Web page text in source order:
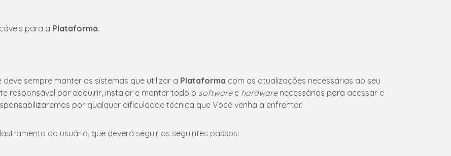
para a Plataforma.
sempre manter os sistemas que utilizar a Plataforma com as atualizações necessárias ao seu
responsável por adquirir, instalar e manter todo o softwaree hardwarenecessários para acessar e
por qualquer dificuldade técnica que Você venha a enfrentar.
do usuário, que deverá seguir os seguintes passos: